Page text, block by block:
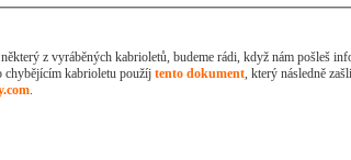
z vyráběných kabrioletů, budeme rádi, když nám pošleš
chybějícím kabrioletu použíj tento dokument , který následně